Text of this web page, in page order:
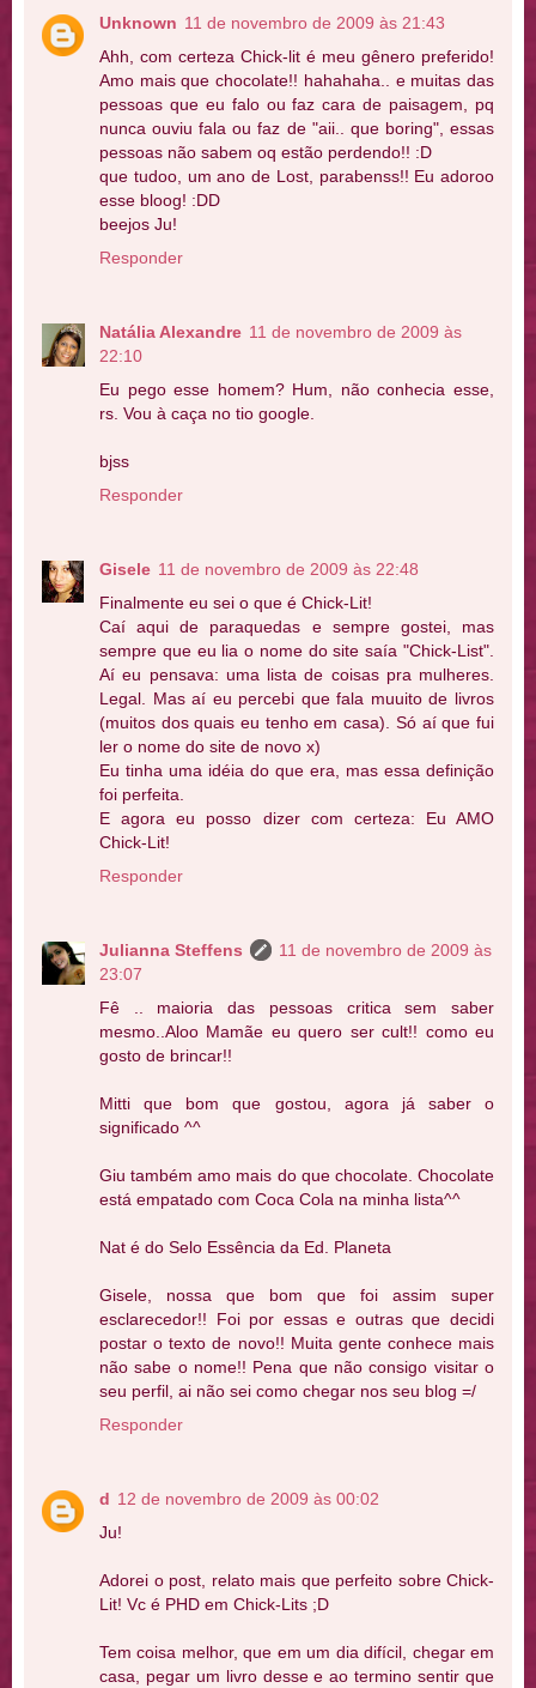
Unknown 11 de novembro de 2009 às 21:43
Ahh, com certeza Chick-lit é meu gênero preferido!
Amo mais que chocolate!! hahahaha.. e muitas das
pessoas que eu falo ou faz cara de paisagem, pq
nunca ouviu fala ou faz de "aii.. que boring", essas
pessoas não sabem oq estão perdendo!! :D
que tudoo, um ano de Lost, parabenss!! Eu adoroo
esse bloog! :DD
beejos Ju!
Responder
Natália Alexandre 11 de novembro de 2009 às
22:10
Eu pego esse homem? Hum, não conhecia esse,
rs. Vou à caça no tio google.
bjss
Responder
Gisele 11 de novembro de 2009 às 22:48
Finalmente eu sei o que é Chick-Lit!
Caí aqui de paraquedas e sempre gostei, mas
sempre que eu lia o nome do site saía "Chick-List".
Aí eu pensava: uma lista de coisas pra mulheres.
Legal. Mas aí eu percebi que fala muuito de livros
(muitos dos quais eu tenho em casa). Só aí que fui
ler o nome do site de novo x)
Eu tinha uma idéia do que era, mas essa definição
foi perfeita.
E agora eu posso dizer com certeza: Eu AMO
Chick-Lit!
Responder
Julianna Steffens
11 de novembro de 2009 às
23:07
Fê .. maioria das pessoas critica sem saber
mesmo..Aloo Mamãe eu quero ser cult!! como eu
gosto de brincar!!
Mitti que bom que gostou, agora já saber o
significado ^^
Giu também amo mais do que chocolate. Chocolate
está empatado com Coca Cola na minha lista^^
Nat é do Selo Essência da Ed. Planeta
Gisele, nossa que bom que foi assim super
esclarecedor!! Foi por essas e outras que decidi
postar o texto de novo!! Muita gente conhece mais
não sabe o nome!! Pena que não consigo visitar o
seu perfil, ai não sei como chegar nos seu blog =/
Responder
d 12 de novembro de 2009 às 00:02
Ju!
Adorei o post, relato mais que perfeito sobre Chick-
Lit! Vc é PHD em Chick-Lits ;D
Tem coisa melhor, que em um dia difícil, chegar em
casa, pegar um livro desse e ao termino sentir que